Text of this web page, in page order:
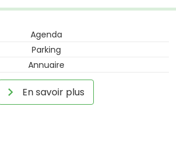
Agenda
Parking
Annuaire
En savoir plus